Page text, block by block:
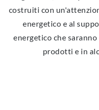
costruiti con
energetico e al
energetico che
prodotti e in